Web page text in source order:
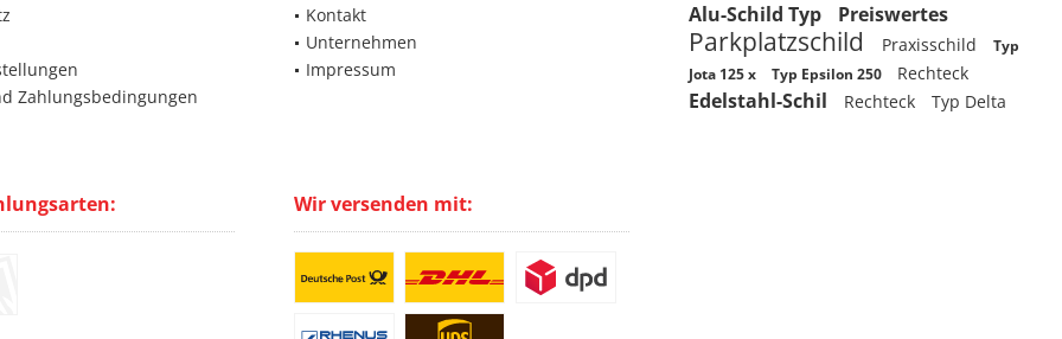
Zahlungsbedingungen
Kontakt
Unternehmen
Impressum
Alu-Schild Typ Preiswertes
Parkplatzschild Praxisschild
Typ
Jota 125 x
Typ Epsilon 250 Rechteck
Edelstahl-Schil Rechteck Typ Delta
Wir versenden mit: